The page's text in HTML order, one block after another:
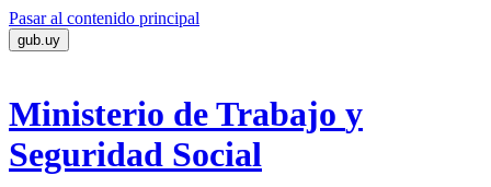
Pasar al contenido principal
gub.uy
Ministerio de Trabajo y
Seguridad Social